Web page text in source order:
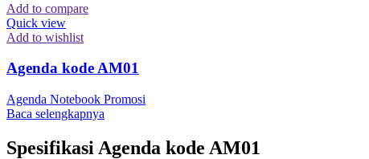
Add to compare
Quick view
Add to wishlist
Agenda kode AM01
Agenda Notebook Promosi
Baca selengkapnya
Spesifikasi Agenda kode AM01